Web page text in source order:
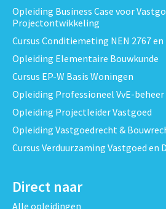
Opleiding Business Case voor
Projectontwikkeling
Cursus Conditiemeting NEN 2767 en
Opleiding Elementaire Bouwkunde
Cursus EP-W Basis Woningen
Opleiding Professioneel VvE-beheer
Opleiding Projectleider Vastgoed
Opleiding Vastgoedrecht &
Cursus Verduurzaming Vastgoed en
Direct naar
Alle opleidingen